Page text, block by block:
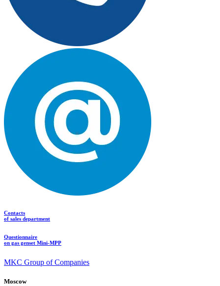
Contacts
of sales department
Questionnaire
on gas genset Mini-MPP
MKC Group of Companies
Moscow